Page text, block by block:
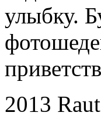
улыбку.
2013